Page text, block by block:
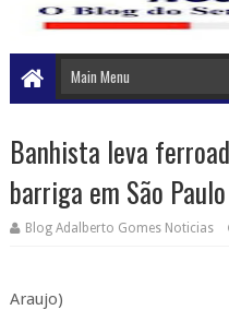
Banhista leva
barriga em São Paulo
Blog Adalberto Gomes Noticias
(Foto:
Araujo)